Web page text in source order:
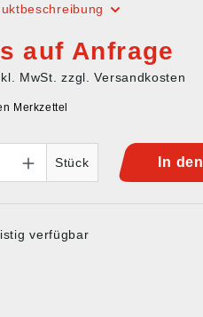
auf Anfrage
MwSt. zzgl. Versandkosten
Merkzettel
Stück
In den
verfügbar